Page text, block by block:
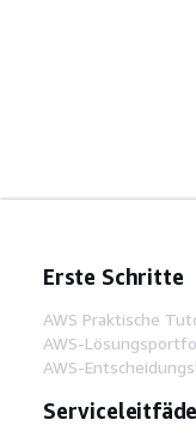
Erste Schritte
AWS Praktische
AWS-
AWS-